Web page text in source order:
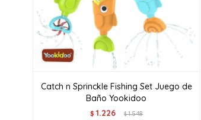
Catch n Sprinckle Fishing Set Juego de
Baño Yookidoo
$ 1.226 $1.548